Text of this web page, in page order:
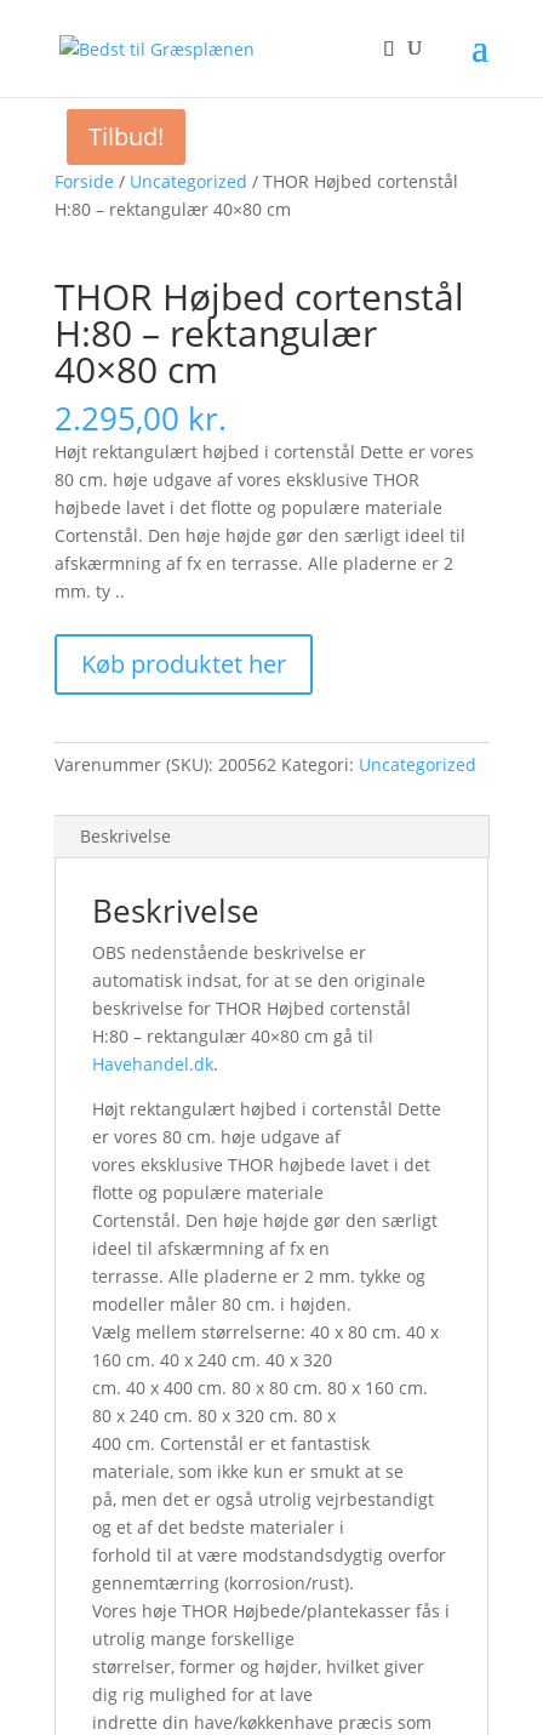
Forside / Uncategorized / THOR Højbed cortenstål
H:80 – rektangulær 40×80 cm
THOR Højbed cortenstål
H:80 – rektangulær
40×80 cm
2.295,00 kr.
Højt rektangulært højbed i cortenstål Dette er vores
80 cm. høje udgave af vores eksklusive THOR
højbede lavet i det flotte og populære materiale
Cortenstål. Den høje højde gør den særligt ideel til
afskærmning af fx en terrasse. Alle pladerne er 2
mm. ty ..
Køb produktet her
Varenummer (SKU): 200562 Kategori: Uncategorized
Beskrivelse
Beskrivelse
OBS nedenstående beskrivelse er
automatisk indsat, for at se den originale
beskrivelse for THOR Højbed cortenstål
H:80 – rektangulær 40×80 cm gå til
Havehandel.dk.
Højt rektangulært højbed i cortenstål Dette
er vores 80 cm. høje udgave af
vores eksklusive THOR højbede lavet i det
flotte og populære materiale
Cortenstål. Den høje højde gør den særligt
ideel til afskærmning af fx en
terrasse. Alle pladerne er 2 mm. tykke og
modeller måler 80 cm. i højden.
Vælg mellem størrelserne: 40 x 80 cm. 40 x
160 cm. 40 x 240 cm. 40 x 320
cm. 40 x 400 cm. 80 x 80 cm. 80 x 160 cm.
80 x 240 cm. 80 x 320 cm. 80 x
400 cm. Cortenstål er et fantastisk
materiale, som ikke kun er smukt at se
på, men det er også utrolig vejrbestandigt
og et af det bedste materialer i
forhold til at være modstandsdygtig overfor
gennemtærring (korrosion/rust).
Vores høje THOR Højbede/plantekasser fås i
utrolig mange forskellige
størrelser, former og højder, hvilket giver
dig rig mulighed for at lave
indrette din have/køkkenhave præcis som
Tilbud!